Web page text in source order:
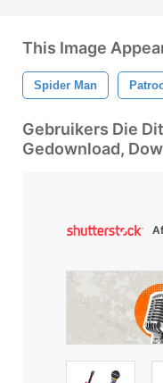
This Image
Spider Man
Gebruikers Die
Gedownload,